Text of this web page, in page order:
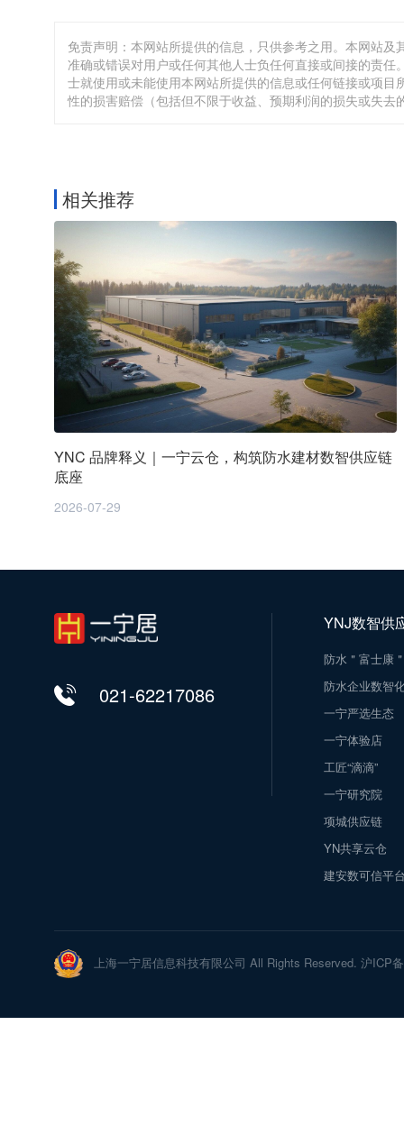
免责声明：本网站所提供的信息，只供参考之用。本网站
准确或错误对用户或任何其他人士负任何直接或间接的责
士就使用或未能使用本网站所提供的信息或任何链接或项
性的损害赔偿（包括但不限于收益、预期利润的损失或失去
相关推荐
YNC 品牌释义｜一宁云仓，构筑防水建材数智供应链
底座
2026-07-29
021-62217086
YNJ数智供
防水＂富士康
防水企业数智
一宁严选生态
一宁体验店
工匠“滴滴”
一宁研究院
项城供应链
YN共享云仓
建安数可信平
上海一宁居信息科技有限公司 All Rights Reserved. 沪ICP